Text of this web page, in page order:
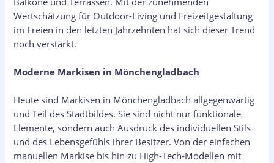
Wertschätzung für Outdoor-Living und Freizeitgestaltung
im Freien in den letzten Jahrzehnten hat sich dieser Trend
noch verstärkt.
Moderne Markisen in Mönchengladbach
Heute sind Markisen in Mönchengladbach allgegenwärtig
und Teil des Stadtbildes. Sie sind nicht nur funktionale
Elemente, sondern auch Ausdruck des individuellen Stils
und des Lebensgefühls ihrer Besitzer. Von der einfachen
manuellen Markise bis hin zu High-Tech-Modellen mit